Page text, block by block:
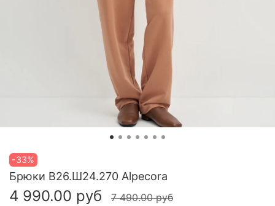
-33%
Брюки В26.Ш24.270 Alpecora
4 990.00 руб 7 490.00 руб